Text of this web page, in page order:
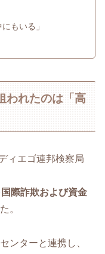
もいる」
われたのは「高
ィエゴ連邦検察局
国際詐欺および資金
。
ンターと連携し、